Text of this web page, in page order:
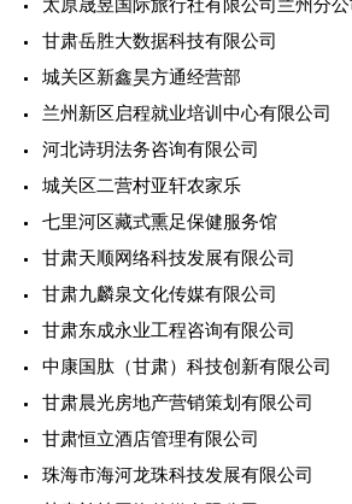
太原晟昱国际旅行社有限公司兰州分公
甘肃岳胜大数据科技有限公司
城关区新鑫昊方通经营部
兰州新区启程就业培训中心有限公司
河北诗玥法务咨询有限公司
城关区二营村亚轩农家乐
七里河区藏式熏足保健服务馆
甘肃天顺网络科技发展有限公司
甘肃九麟泉文化传媒有限公司
甘肃东成永业工程咨询有限公司
中康国肽（甘肃）科技创新有限公司
甘肃晨光房地产营销策划有限公司
甘肃恒立酒店管理有限公司
珠海市海河龙珠科技发展有限公司